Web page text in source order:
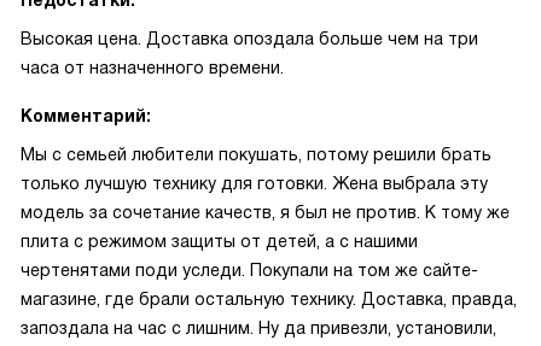
Высокая цена. Доставка опоздала больше чем на три
часа от назначенного времени.
Комментарий:
Мы с семьей любители покушать, потому решили брать
только лучшую технику для готовки. Жена выбрала эту
модель за сочетание качеств, я был не против. К тому же
плита с режимом защиты от детей, а с нашими
чертенятами поди уследи. Покупали на том же сайте-
магазине, где брали остальную технику. Доставка, правда,
запоздала на час с лишним. Ну да привезли, установили,